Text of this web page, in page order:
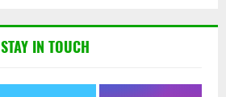
STAY IN TOUCH